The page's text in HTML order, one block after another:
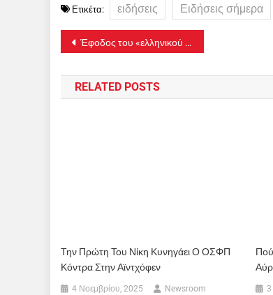
Ετικέτα: ειδήσεις Ειδήσεις σήμερα
Πλοήγηση
άρθρων
Έφοδος του «ελληνικού FBI» στις φυλακές Κορυδαλλού – Έγιναν 11 συλλήψεις για ναρκωτικά και όπλα
RELATED POSTS
Την Πρώτη Του Νίκη Κυνηγάει Ο ΟΣΦΠ
Κόντρα Στην Αϊντχόφεν
4 Νοεμβρίου, 2025 Newsroom 3